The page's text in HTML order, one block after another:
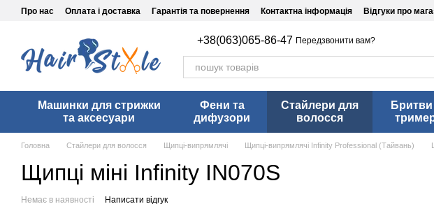
Перейти до основного контенту
Про нас Оплата і доставка Гарантія та повернення Контактна інформація Відгуки про
+38(063)065-86-47 Передзвонити вам?
Машинки для стрижки
та аксесуари
Фени та
дифузори
Стайлери для
волосся
Бритви
Головна Стайлери для волосся Щипці-випрямлячі Щипці-випрямлячі Infinity Professional (Тайвань)
Щипці міні Infinity IN070S
Немає в наявності Написати відгук